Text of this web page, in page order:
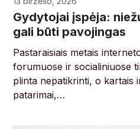
Gydytojai įspėja:
gali būti pavojingas
Pastaraisiais metais
forumuose ir socialiniuose
plinta nepatikrinti, o kartais
patarimai,…